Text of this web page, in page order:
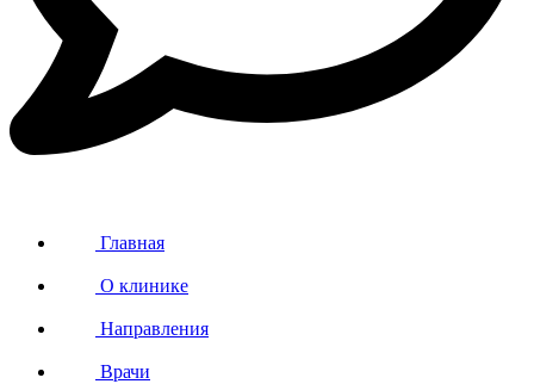
Главная
О клинике
Направления
Врачи